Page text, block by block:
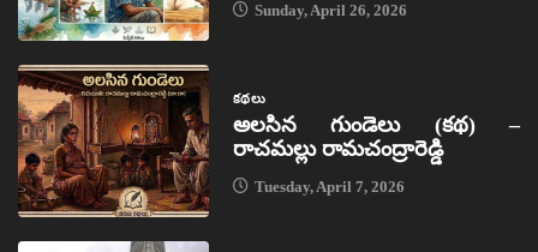
Sunday, April 26, 2026
కథలు
అలసిన గుండెలు (కథ) –
రాచమల్లు రామచంద్రారెడ్డి
Tuesday, April 7, 2026